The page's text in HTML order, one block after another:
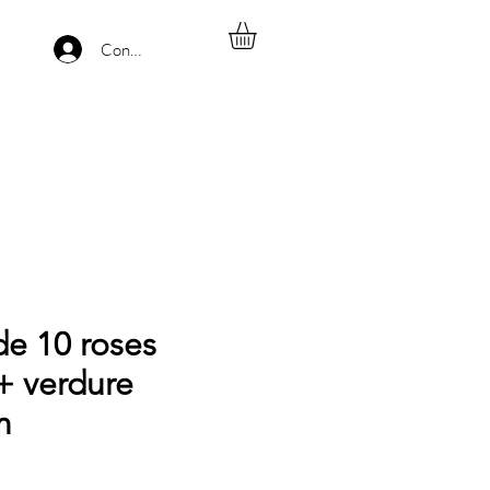
Connexion
10 roses
verdure